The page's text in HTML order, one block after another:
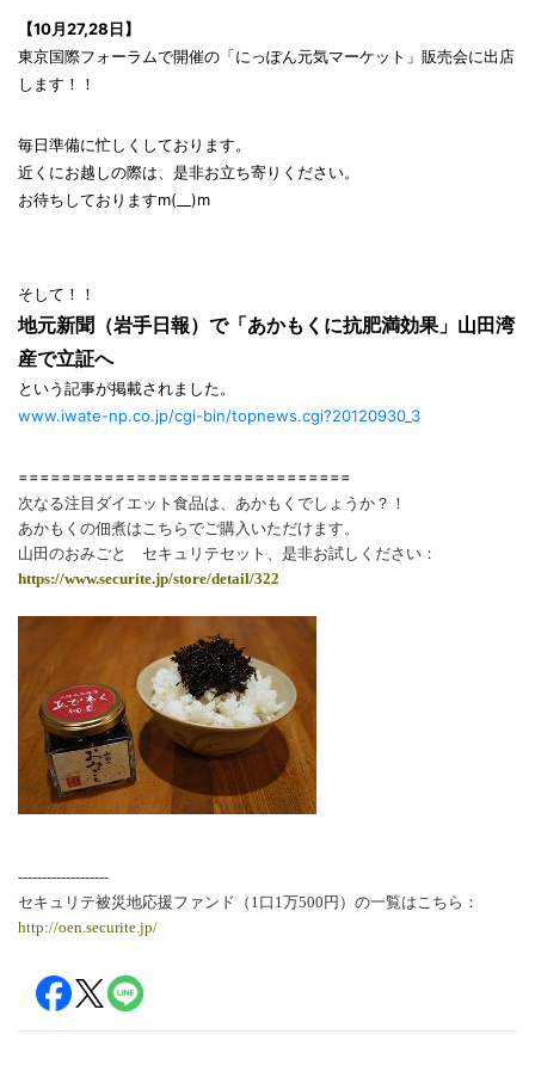
【10月27,28日】
東京国際フォーラムで開催の「にっぽん元気マーケット」販売会に出店
します！！
毎日準備に忙しくしております。
近くにお越しの際は、是非お立ち寄りください。
お待ちしておりますm(__)m
そして！！
地元新聞（岩手日報）で「あかもくに抗肥満効果」山田湾
産で立証へ
という記事が掲載されました。
www.iwate-np.co.jp/cgi-bin/topnews.cgi?20120930_3
===============================
次なる注目ダイエット食品は、あかもくでしょうか？！
あかもくの佃煮はこちらでご購入いただけます。
山田のおみごと セキュリテセット、是非お試しください：
https://www.securite.jp/store/detail/322
-------------------
セキュリテ被災地応援ファンド（1口1万500円）の一覧はこちら：
http://oen.securite.jp/